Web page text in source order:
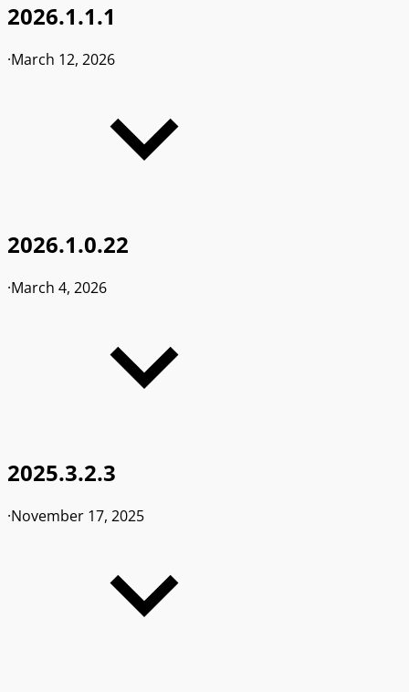
2026.1.1.1
·March 12, 2026
2026.1.0.22
·March 4, 2026
2025.3.2.3
·November 17, 2025